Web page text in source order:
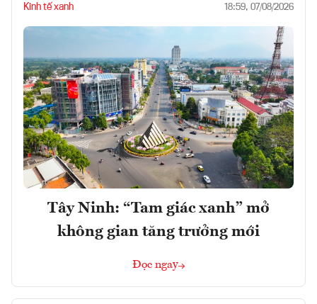
Kinh tế xanh 18:59, 07/08/2026
Tây Ninh: “Tam giác xanh” mở
không gian tăng trưởng mới
Đọc ngay